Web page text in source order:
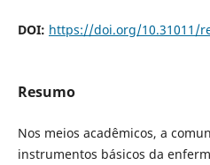
DOI: https://doi.org/10.31011/
Resumo
Nos meios acadêmicos, a
instrumentos básicos da